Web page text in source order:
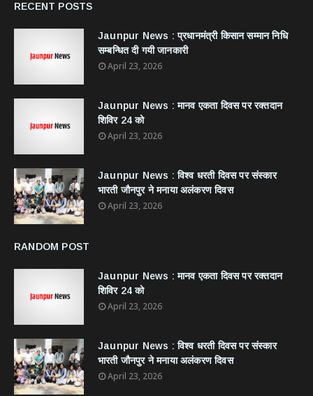
RECENT POSTS
Jaunpur News : ​प्रधानमंत्री किसान सम्मान निधि
सम्बन्धित दी गयी जानकारी
April 23, 2026
Jaunpur News : ​मानव एकता दिवस पर रक्तदान
शिविर 24 को
April 23, 2026
Jaunpur News : विश्व धरती दिवस पर संस्कार
भारती जौनपुर ने मनाया अलंकरण दिवस
April 23, 2026
RANDOM POST
Jaunpur News : ​मानव एकता दिवस पर रक्तदान
शिविर 24 को
April 23, 2026
Jaunpur News : विश्व धरती दिवस पर संस्कार
भारती जौनपुर ने मनाया अलंकरण दिवस
April 23, 2026